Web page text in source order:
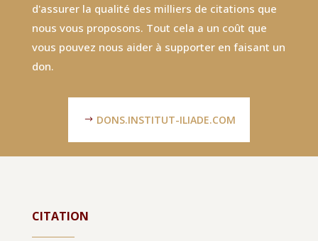
d'assurer la qualité des milliers de citations que
nous vous proposons. Tout cela a un coût que
vous pouvez nous aider à supporter en faisant un
don.
DONS.INSTITUT-ILIADE.COM
CITATION